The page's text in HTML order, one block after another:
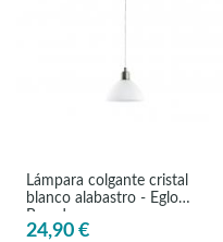
Lámpara colgante cristal
blanco alabastro - Eglo
Brenda
24,90 €